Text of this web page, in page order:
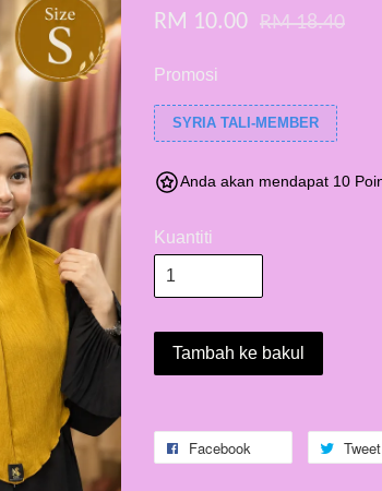
RM 10.00 RM 18.40
Promosi
SYRIA TALI-MEMBER
Anda akan mendapat 10
Kuantiti
Tambah ke bakul
Facebook Tweet